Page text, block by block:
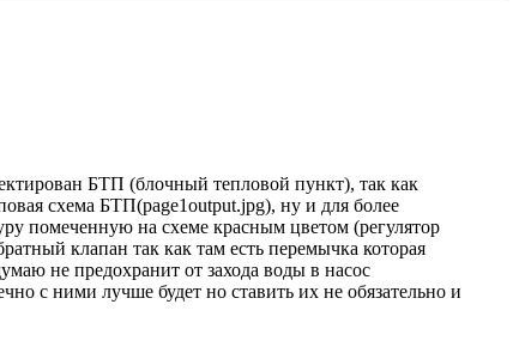
БТП (блочный тепловой пункт), так как
схема БТП(page1output.jpg), ну и для более
помеченную на схеме красным цветом (регулятор
клапан так как там есть перемычка которая
не предохранит от захода воды в насос
с ними лучше будет но ставить их не обязательно и